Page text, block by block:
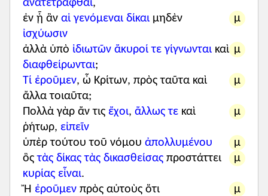
απόψεις του περί διακυβέρνησης.
Επισκέφθηκε συγκεκριμένα για τον
σκοπό αυτόν τρεις φορές τη Σικελία.
Κατά την πρώτη του επίσκεψη στις
Συρακούσες είχε συνάψει φιλία με τον
Δίωνα, αλλά είχε δημιουργήσει και
έχθρα με τον τύραννο Διονύσιο Α′.
Ακολούθησαν άλλες δύο επισκέψεις,
όταν την εξουσία είχε αναλάβει ο
Διονύσιος Β′.
Ο Πλάτων πέθανε περίπου το 348/7 π.Χ.,
έχοντας αφοσιωθεί τα τελευταία χρόνια
ἀνατετράφθαι,
μ
ἐν ᾗ ἂν αἱ γενόμεναι δίκαι μηδὲν
ἰσχύωσιν
μ
ἀλλὰ ὑπὸ ἰδιωτῶν ἄκυροί τε γίγνωνται καὶ
διαφθείρωνται;
μ
Τί ἐροῦμεν, ὦ Κρίτων, πρὸς ταῦτα καὶ
ἄλλα τοιαῦτα;
μ
Πολλὰ γὰρ ἄν τις ἔχοι, ἄλλως τε καὶ
ῥήτωρ, εἰπεῖν
μ
ὑπὲρ τούτου τοῦ νόμου ἀπολλυμένου
μ
ὃςτὰς δίκας τὰς δικασθείσας προστάττει
κυρίας εἶναι.
μ
Ἤ ἐροῦμεν πρὸς αὐτοὺς ὅτι